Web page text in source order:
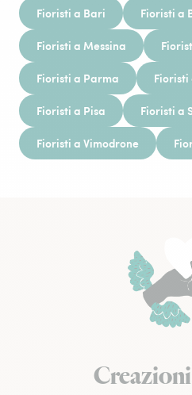
Fioristi a Bari Fioristi a
Fioristi a Messina
Fioristi a Parma
Fioristi a Pisa Fioristi a
Fioristi a Vimodrone